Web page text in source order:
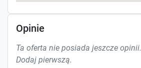
Opinie
Ta oferta nie posiada jeszcze opinii.
Dodaj pierwszą.